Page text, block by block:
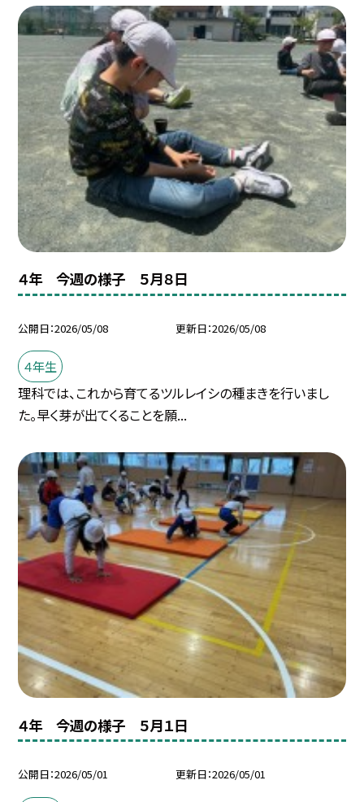
４年 今週の様子 ５月８日
公開日 2026/05/08 更新日 2026/05/08
４年生
理科では、これから育てるツルレイシの種まきを行いまし
た。早く芽が出てくることを願...
４年 今週の様子 ５月１日
公開日 2026/05/01 更新日 2026/05/01